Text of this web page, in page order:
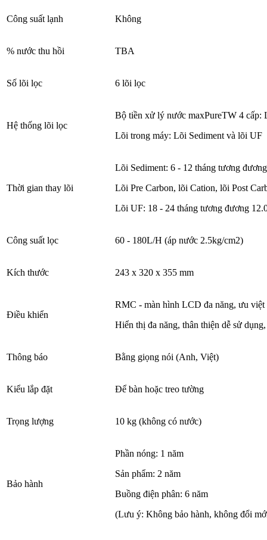
Công suất lạnh Không
% nước thu hồi TBA
Số lõi lọc 6 lõi lọc
Hệ thống lõi lọc
Bộ tiền xử lý nước maxPureTW 4 cấp:
Lõi trong máy: Lõi Sediment và lõi UF
Thời gian thay lõi
Lõi Sediment: 6 - 12 tháng tương
Lõi Pre Carbon, lõi Cation, lõi Post
Lõi UF: 18 - 24 tháng tương đương
Công suất lọc 60 - 180L/H (áp nước 2.5kg/cm2)
Kích thước 243 x 320 x 355 mm
Điều khiển
RMC - màn hình LCD đa năng, ưu việt
Hiển thị đa năng, thân thiện dễ sử
Thông báo Bằng giọng nói (Anh, Việt)
Kiểu lắp đặt Để bàn hoặc treo tường
Trọng lượng 10 kg (không có nước)
Bảo hành
Phần nóng: 1 năm
Sản phẩm: 2 năm
Buồng điện phân: 6 năm
(Lưu ý: Không bảo hành, không đổi